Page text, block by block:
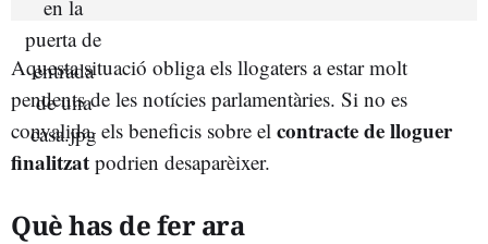
Aquesta situació obliga els llogaters a estar molt
pendents de les notícies parlamentàries. Si no es
convalida, els beneficis sobre el contracte de lloguer
finalitzat podrien desaparèixer.
Què has de fer ara